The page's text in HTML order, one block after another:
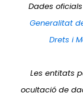
Dades
Generalitat
Drets i
Les entitats
ocultació de